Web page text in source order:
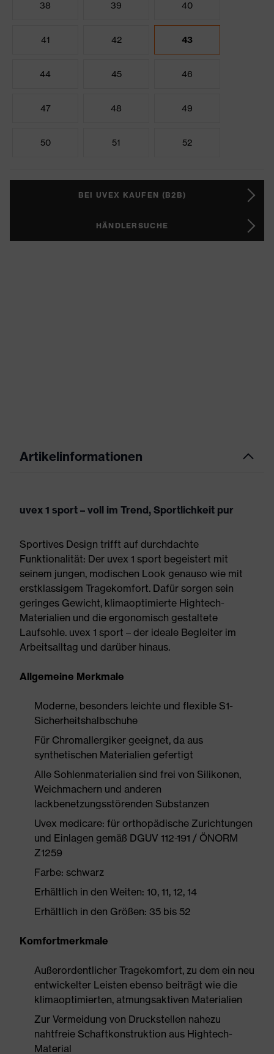
38 39 40
41 42 43
44 45 46
47 48 49
50 51 52
BEI UVEX KAUFEN (B2B)
HÄNDLERSUCHE
Artikelinformationen
uvex 1 sport – voll im Trend, Sportlichkeit pur
Sportives Design trifft auf durchdachte
Funktionalität: Der uvex 1 sport begeistert mit
seinem jungen, modischen Look genauso wie mit
erstklassigem Tragekomfort. Dafür sorgen sein
geringes Gewicht, klimaoptimierte Hightech-
Materialien und die ergonomisch gestaltete
Laufsohle. uvex 1 sport – der ideale Begleiter im
Arbeitsalltag und darüber hinaus.
Allgemeine Merkmale
Moderne, besonders leichte und flexible S1-
Sicherheitshalbschuhe
Für Chromallergiker geeignet, da aus
synthetischen Materialien gefertigt
Alle Sohlenmaterialien sind frei von Silikonen,
Weichmachern und anderen
lackbenetzungsstörenden Substanzen
Uvex medicare: für orthopädische Zurichtungen
und Einlagen gemäß DGUV 112-191 / ÖNORM
Z1259
Farbe: schwarz
Erhältlich in den Weiten: 10, 11, 12, 14
Erhältlich in den Größen: 35 bis 52
Komfortmerkmale
Außerordentlicher Tragekomfort, zu dem ein neu
entwickelter Leisten ebenso beiträgt wie die
klimaoptimierten, atmungsaktiven Materialien
Zur Vermeidung von Druckstellen nahezu
nahtfreie Schaftkonstruktion aus Hightech-
Material